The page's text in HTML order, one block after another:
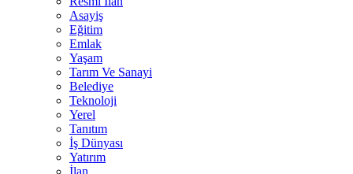
Asayiş
Eğitim
Emlak
Yaşam
Tarım Ve Sanayi
Belediye
Teknoloji
Yerel
Tanıtım
İş Dünyası
Yatırım